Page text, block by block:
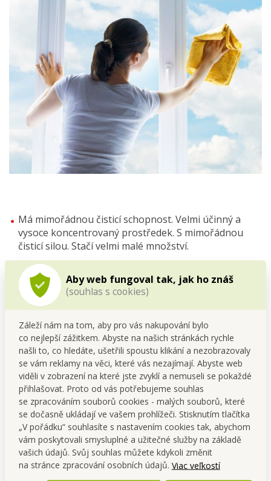
Aby web fungoval tak, jak ho znáš
(souhlas s cookies)
Záleží nám na tom, aby pro vás nakupování bylo
co nejlepší zážitkem. Abyste na našich stránkách rychle
našli to, co hledáte, ušetřili spoustu klikání a nezobrazovaly
se vám reklamy na věci, které vás nezajímají. Abyste web
viděli v zobrazení na které jste zvyklí a nemuseli se pokaždé
přihlašovat. Proto od vás potřebujeme souhlas
se zpracováním souborů cookies - malých souborů, které
se dočasně ukládají ve vašem prohlížeči. Stisknutím tlačítka
„V pořádku“ souhlasíte s nastavením cookies tak, abychom
vám poskytovali smysluplné a užitečné služby na základě
vašich údajů. Svůj souhlas můžete kdykoli změnit
na stránce zpracování osobních údajů. Viac veľkostí
Má mimořádnou čisticí schopnost. Velmi účinný a
vysoce koncentrovaný prostředek. S mimořádnou
čisticí silou. Stačí velmi malé množství.
Zaručujevysoký leskbeze šmouh azabraňuje
zamlžovánískel a zrcadel